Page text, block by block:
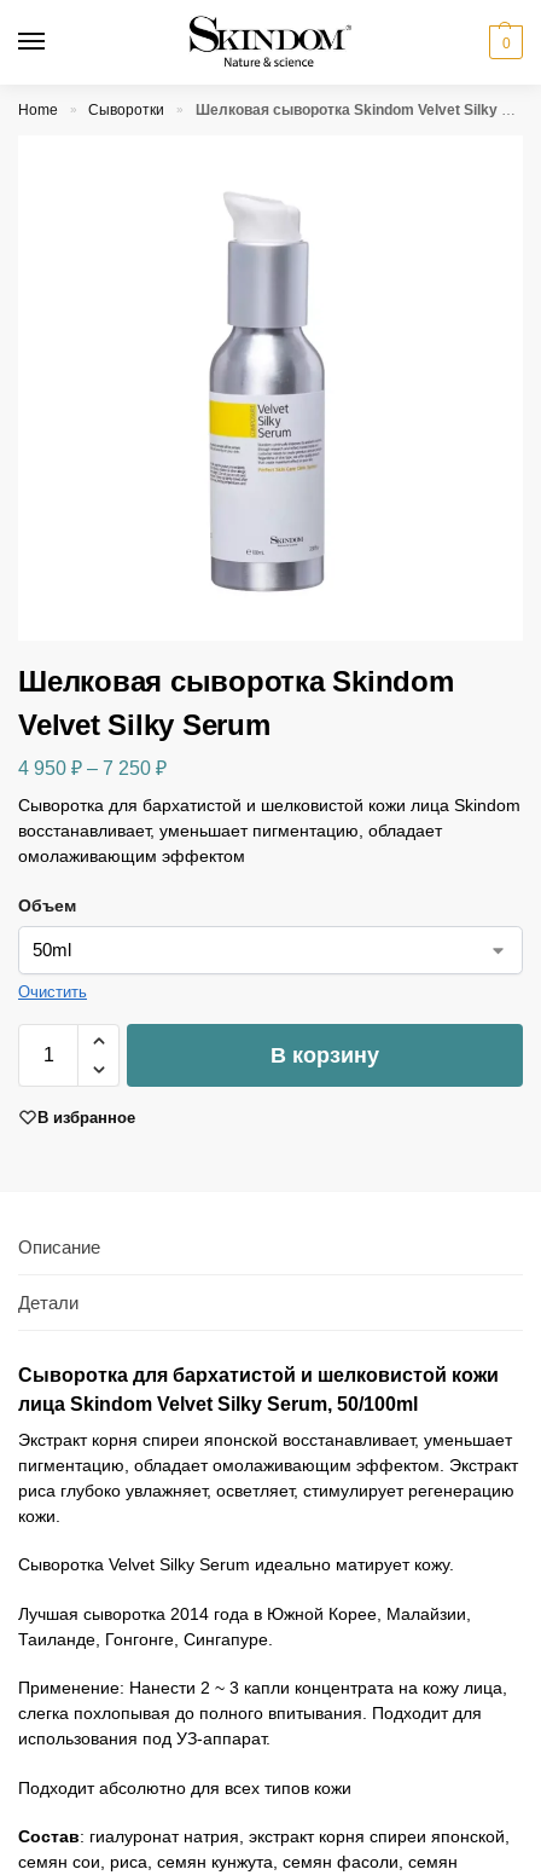
0
Home » Сыворотки » Шелковая сыворотка Skindom Velvet Silky Serum
Шелковая сыворотка Skindom
Velvet Silky Serum
4 950 ₽ – 7 250 ₽
Сыворотка для бархатистой и шелковистой кожи лица Skindom
восстанавливает, уменьшает пигментацию, обладает
омолаживающим эффектом
Объем
Очистить
В корзину
В избранное
Описание
Детали
Сыворотка для бархатистой и шелковистой кожи
лица Skindom Velvet Silky Serum, 50/100ml
Экстракт корня спиреи японской восстанавливает, уменьшает
пигментацию, обладает омолаживающим эффектом. Экстракт
риса глубоко увлажняет, осветляет, стимулирует регенерацию
кожи.
Сыворотка Velvet Silky Serum идеально матирует кожу.
Лучшая сыворотка 2014 года в Южной Корее, Малайзии,
Таиланде, Гонгонге, Сингапуре.
Применение: Нанести 2 ~ 3 капли концентрата на кожу лица,
слегка похлопывая до полного впитывания. Подходит для
использования под УЗ-аппарат.
Подходит абсолютно для всех типов кожи
Состав: гиалуронат натрия, экстракт корня спиреи японской,
семян сои, риса, семян кунжута, семян фасоли, семян